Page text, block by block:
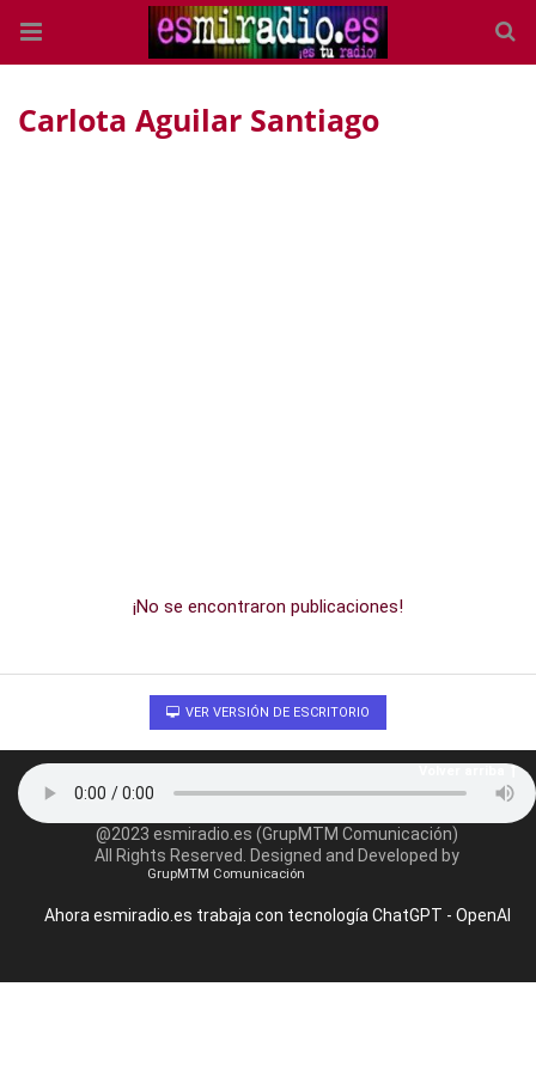
Carlota Aguilar Santiago
¡No se encontraron publicaciones!
VER VERSIÓN DE ESCRITORIO
@2023 esmiradio.es (GrupMTM Comunicación)
All Rights Reserved. Designed and Developed by
GrupMTM Comunicación
Ahora esmiradio.es trabaja con tecnología ChatGPT - OpenAI